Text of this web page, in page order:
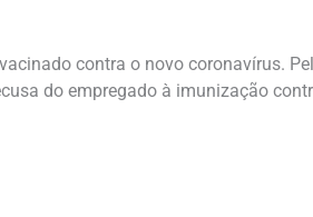
contra o novo coronavírus.
do empregado à imunização